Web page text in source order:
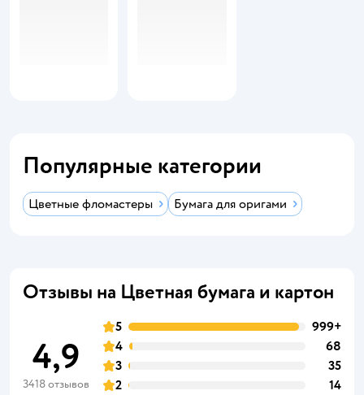
Популярные категории
Цветные фломастеры Бумага для оригами
Отзывы на Цветная бумага и картон
4,9
3418 отзывов
5
999+
4
68
3
35
2
14